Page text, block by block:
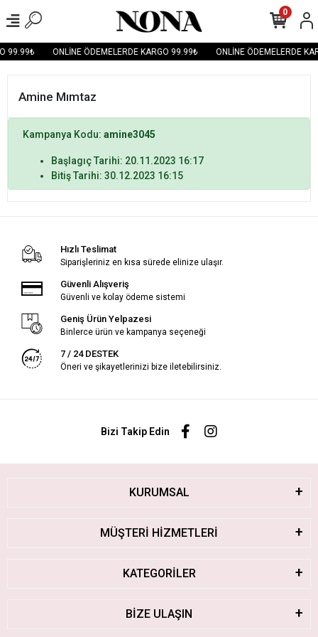
99.99₺ ONLİNE ÖDEMELERDE KARGO 99.99₺ ONLİNE ÖDEMELERDE
0
Amine Mımtaz
Kampanya Kodu: amine3045
Başlagıç Tarihi: 20.11.2023 16:17
Bitiş Tarihi: 30.12.2023 16:15
Hızlı Teslimat
Siparişleriniz en kısa sürede elinize ulaşır.
Güvenli Alışveriş
Güvenli ve kolay ödeme sistemi
Geniş Ürün Yelpazesi
Binlerce ürün ve kampanya seçeneği
7 / 24 DESTEK
Öneri ve şikayetlerinizi bize iletebilirsiniz.
Bizi Takip Edin
KURUMSAL
MÜŞTERİ HİZMETLERİ
KATEGORİLER
BİZE ULAŞIN